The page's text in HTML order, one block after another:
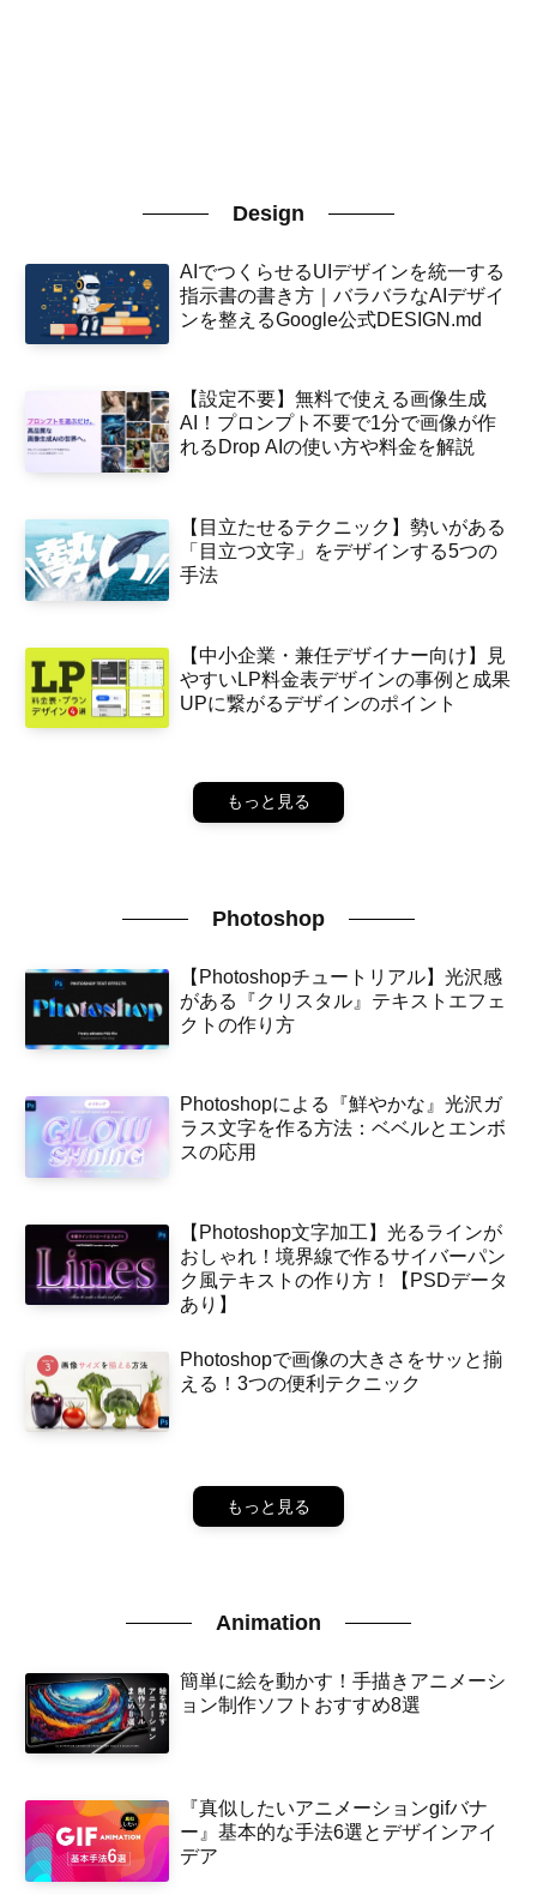
Design
AIでつくらせるUIデザインを統一する
指示書の書き方｜バラバラなAIデザイ
ンを整えるGoogle公式DESIGN.md
【設定不要】無料で使える画像生成
AI！プロンプト不要で1分で画像が作
れるDrop AIの使い方や料金を解説
【目立たせるテクニック】勢いがある
「目立つ文字」をデザインする5つの
手法
【中小企業・兼任デザイナー向け】見
やすいLP料金表デザインの事例と成果
UPに繋がるデザインのポイント
もっと見る
Photoshop
【Photoshopチュートリアル】光沢感
がある『クリスタル』テキストエフェ
クトの作り方
Photoshopによる『鮮やかな』光沢ガ
ラス文字を作る方法：ベベルとエンボ
スの応用
【Photoshop文字加工】光るラインが
おしゃれ！境界線で作るサイバーパン
ク風テキストの作り方！【PSDデータ
あり】
Photoshopで画像の大きさをサッと揃
える！3つの便利テクニック
もっと見る
Animation
簡単に絵を動かす！手描きアニメーシ
ョン制作ソフトおすすめ8選
『真似したいアニメーションgifバナ
ー』基本的な手法6選とデザインアイ
デア